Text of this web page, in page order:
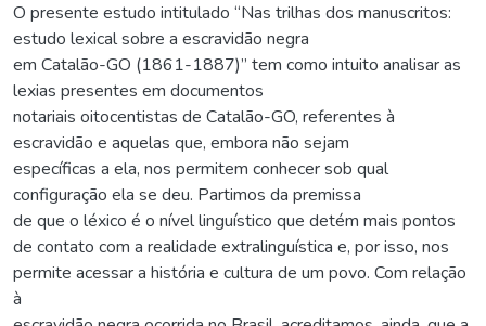
O presente estudo intitulado “Nas trilhas dos manuscritos:
estudo lexical sobre a escravidão negra
em Catalão-GO (1861-1887)” tem como intuito analisar as
lexias presentes em documentos
notariais oitocentistas de Catalão-GO, referentes à
escravidão e aquelas que, embora não sejam
específicas a ela, nos permitem conhecer sob qual
configuração ela se deu. Partimos da premissa
de que o léxico é o nível linguístico que detém mais pontos
de contato com a realidade extralinguística e, por isso, nos
permite acessar a história e cultura de um povo. Com relação
à